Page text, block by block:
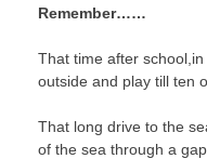
Remember……
That time after
outside and play till ten
That long drive to the
of the sea through a